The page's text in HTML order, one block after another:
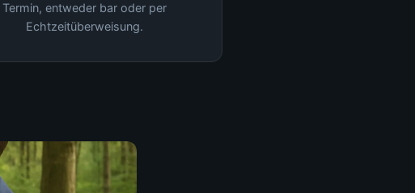
Termin, entweder bar oder per
Echtzeitüberweisung.